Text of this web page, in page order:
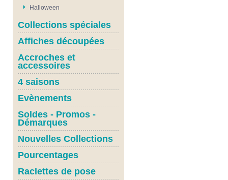
Halloween
Collections spéciales
Affiches découpées
Accroches et
accessoires
4 saisons
Evènements
Soldes - Promos -
Démarques
Nouvelles Collections
Pourcentages
Raclettes de pose